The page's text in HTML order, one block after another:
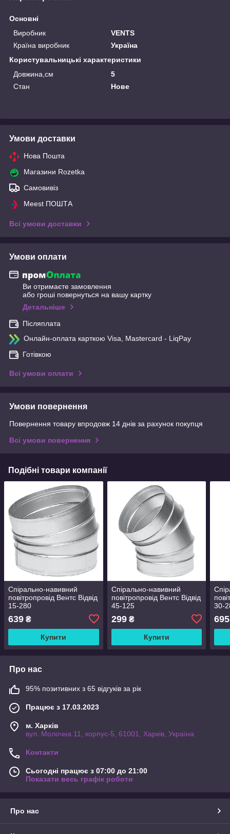
Основні
Виробник
VENTS
Країна виробник
Україна
Користувальницькі характеристики
Довжина,см
5
Стан
Нове
Умови доставки
Нова Пошта
Магазини Rozetka
Самовивіз
Meest ПОШТА
Всі умови доставки
Умови оплати
Ви отримаєте замовлення
або гроші повернуться на вашу картку
Детальніше
Післяплата
Онлайн-оплата карткою Visa, Mastercard - LiqPay
Готівкою
Всі умови оплати
Умови повернення
Повернення товару впродовж 14 днів за рахунок покупця
Всі умови повернення
Подібні товари компанії
Спірально-навивний
повітропровід Вентс Відвід
15-280
639 ₴
Купити
Спірально-навивний
повітропровід Вентс Відвід
45-125
299₴
Купити
30-
695
Про нас
95% позитивних з 65 відгуків за рік
Працює з 17.03.2023
м. Харків
вул. Молочна 11, корпус-5, 61001, Харків, Україна
Контакти
Сьогодні працює з 07:00 до 21:00
Показати весь графік роботи
Про нас